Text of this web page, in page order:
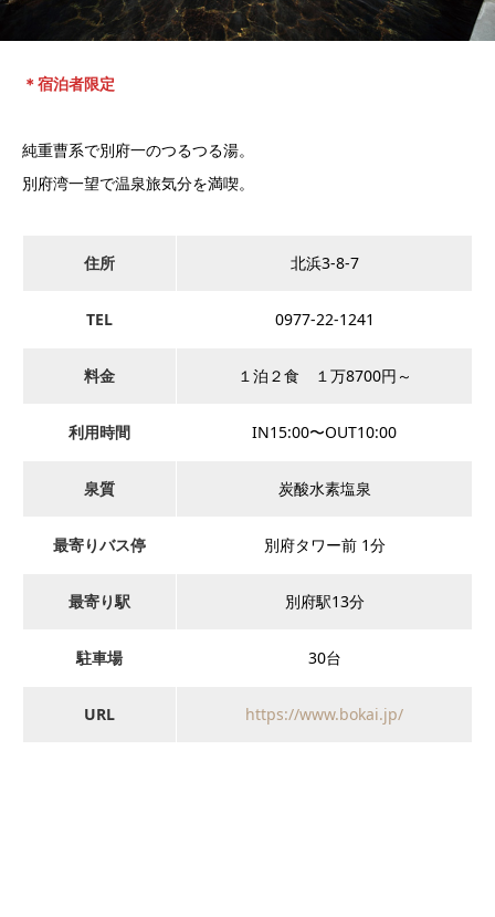
＊宿泊者限定
純重曹系で別府一のつるつる湯。
別府湾一望で温泉旅気分を満喫。
住所 北浜3-8-7
TEL 0977-22-1241
料金 １泊２食 １万8700円～
利用時間 IN15:00〜OUT10:00
泉質 炭酸水素塩泉
最寄りバス停 別府タワー前 1分
最寄り駅 別府駅13分
駐車場 30台
URL https://www.bokai.jp/